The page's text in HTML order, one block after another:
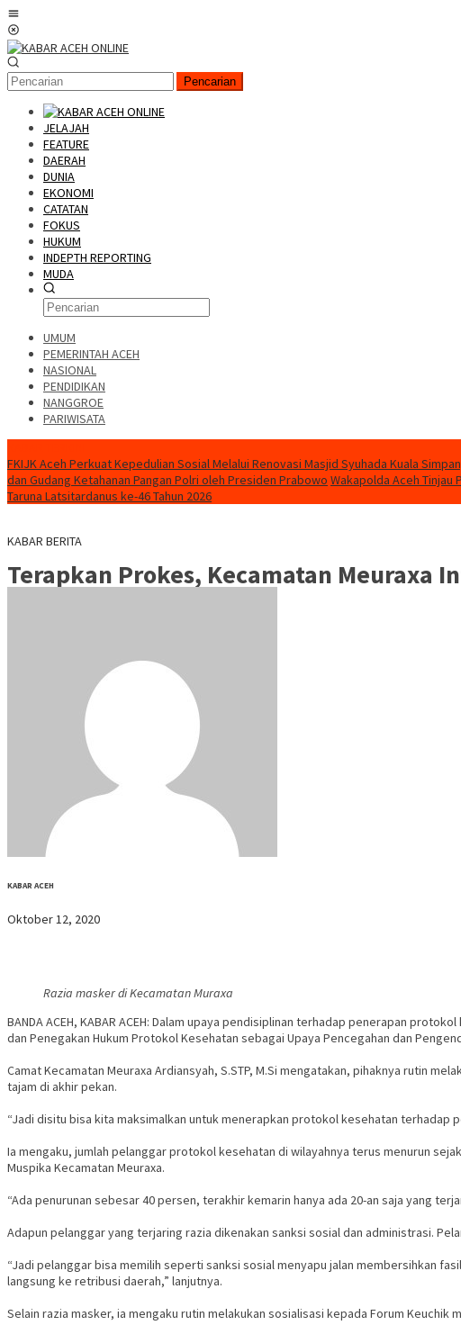
Pencarian
JELAJAH
FEATURE
DAERAH
DUNIA
EKONOMI
CATATAN
FOKUS
HUKUM
INDEPTH REPORTING
MUDA
UMUM
PEMERINTAH ACEH
NASIONAL
PENDIDIKAN
NANGGROE
PARIWISATA
FKIJK Aceh Perkuat Kepedulian Sosial Melalui Renovasi Masjid Syuhada Kuala
dan Gudang Ketahanan Pangan Polri oleh Presiden Prabowo Wakapolda Aceh Tinjau
Taruna Latsitardanus ke-46 Tahun 2026
KABAR BERITA
Terapkan Prokes, Kecamatan Meuraxa
KABAR ACEH
Oktober 12, 2020
Razia masker di Kecamatan Muraxa
BANDA ACEH, KABAR ACEH: Dalam upaya pendisiplinan terhadap penerapan
dan Penegakan Hukum Protokol Kesehatan sebagai Upaya Pencegahan dan
Camat Kecamatan Meuraxa Ardiansyah, S.STP, M.Si mengatakan, pihaknya rutin
tajam di akhir pekan.
“Jadi disitu bisa kita maksimalkan untuk menerapkan protokol kesehatan terhadap
Ia mengaku, jumlah pelanggar protokol kesehatan di wilayahnya terus menurun
Muspika Kecamatan Meuraxa.
“Ada penurunan sebesar 40 persen, terakhir kemarin hanya ada 20-an saja yang
Adapun pelanggar yang terjaring razia dikenakan sanksi sosial dan administrasi.
“Jadi pelanggar bisa memilih seperti sanksi sosial menyapu jalan membersihkan
langsung ke retribusi daerah,” lanjutnya.
Selain razia masker, ia mengaku rutin melakukan sosialisasi kepada Forum